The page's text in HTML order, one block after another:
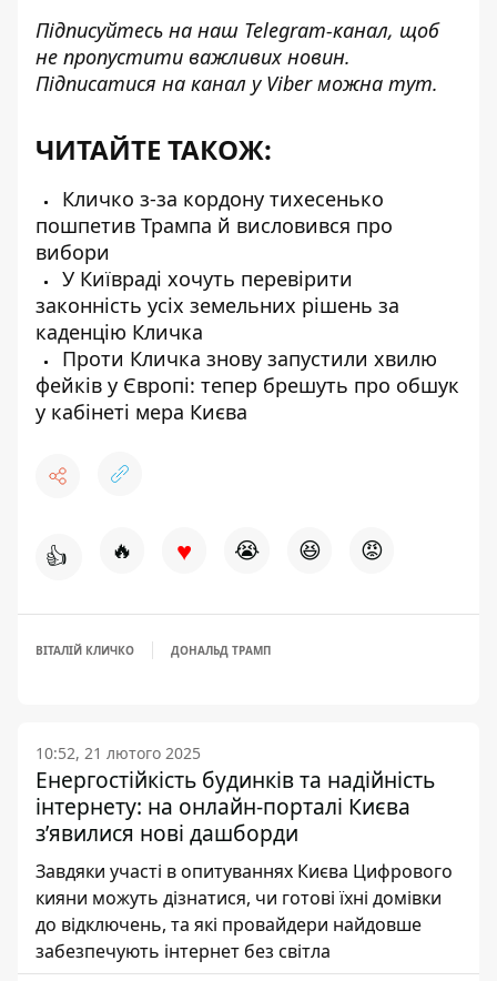
Підписуйтесь на наш Telegram-канал, щоб
не пропустити важливих новин.
Підписатися на канал у Viber можна тут.
ЧИТАЙТЕ ТАКОЖ:
Кличко з-за кордону тихесенько
пошпетив Трампа й висловився про
вибори
У Київраді хочуть перевірити
законність усіх земельних рішень за
каденцію Кличка
Проти Кличка знову запустили хвилю
фейків у Європі: тепер брешуть про обшук
у кабінеті мера Києва
👍 🔥 ♥ 😭 😆 😡
ВІТАЛІЙ КЛИЧКО ДОНАЛЬД ТРАМП
10:52, 21 лютого 2025
Енергостійкість будинків та надійність
інтернету: на онлайн-порталі Києва
з’явилися нові дашборди
Завдяки участі в опитуваннях Києва Цифрового
кияни можуть дізнатися, чи готові їхні домівки
до відключень, та які провайдери найдовше
забезпечують інтернет без світла